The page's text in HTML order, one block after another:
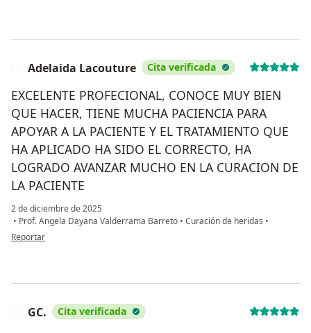
Adelaida Lacouture Cita verificada
EXCELENTE PROFECIONAL, CONOCE MUY BIEN
QUE HACER, TIENE MUCHA PACIENCIA PARA
APOYAR A LA PACIENTE Y EL TRATAMIENTO QUE
HA APLICADO HA SIDO EL CORRECTO, HA
LOGRADO AVANZAR MUCHO EN LA CURACION DE
LA PACIENTE
2 de diciembre de 2025
• Prof. Angela Dayana Valderrama Barreto • Curación de heridas •
en opinión del usuario Adelaida Lacouture
Reportar
GC. Cita verificada